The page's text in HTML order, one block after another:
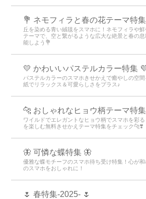
💐 ネモフィラと春の花テーマ特集
丘を染める青い絨毯をスマホに！ネモフィラや鮮
テーマで、空と繋がるような広大な絶景と春の
能しよう💐
💛 かわいいパステルカラー特集
パステルカラーのスマホきせかえで癒やしの空
紙でリラックス＆可愛らしさをプラス♪
🐆 おしゃれなヒョウ柄テーマ特
ワイルドでエレガントなヒョウ柄でスマホを彩
を楽しむ無料きせかえテーマ特集をチェック🐆❣️
🦋 可憐な蝶特集 🦋
優雅な蝶モチーフのスマホ待ち受け特集！心が
のスマホをおしゃれに！
🌷 春特集-2025- 🌷